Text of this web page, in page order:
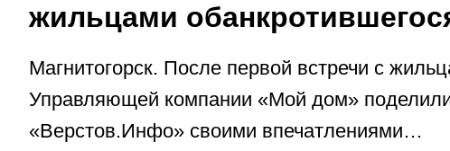
жильцами
Магнитогорск. После первой встречи с
Управляющей компании «Мой дом»
«Верстов.Инфо» своими впечатлениями…